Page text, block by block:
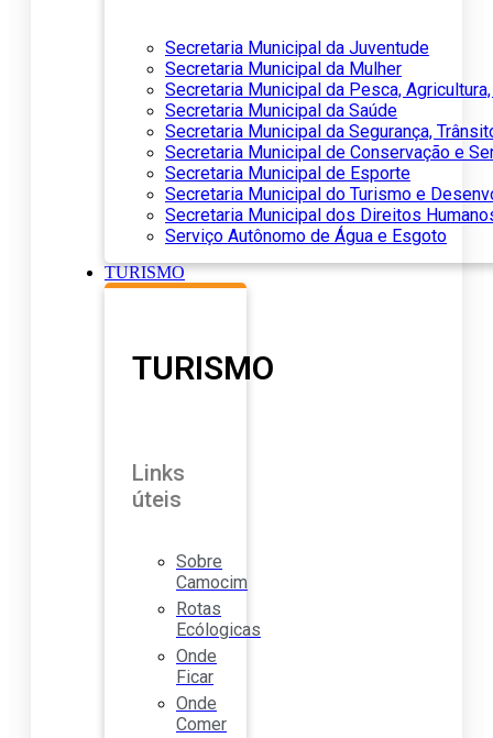
Secretaria Municipal da Juventude
Secretaria Municipal da Mulher
Secretaria Municipal da Pesca,
Secretaria Municipal da Saúde
Secretaria Municipal da Segurança,
Secretaria Municipal de Conservação e
Secretaria Municipal de Esporte
Secretaria Municipal do Turismo e
Secretaria Municipal dos Direitos
Serviço Autônomo de Água e Esgoto
TURISMO
TURISMO
Links
úteis
Sobre
Camocim
Rotas
Ecólogicas
Onde
Ficar
Onde
Comer